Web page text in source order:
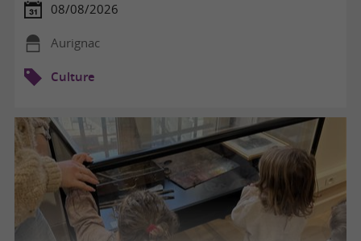
08/08/2026
Aurignac
Culture